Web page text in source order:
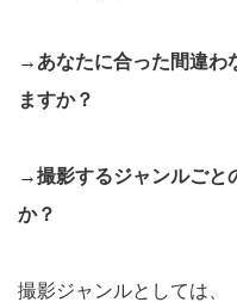
→あなたに合った間違わ
ますか？
→撮影するジャンルごと
か？
撮影ジャンルとしては、